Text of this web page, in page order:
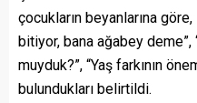
çocukların beyanlarına göre,
bitiyor, bana ağabey
muyduk?”, “Yaş farkının
bulundukları belirtildi.